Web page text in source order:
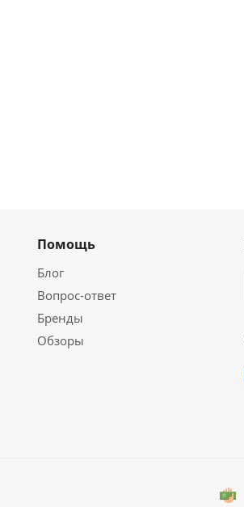
Помощь
Блог
Вопрос-ответ
Бренды
Обзоры